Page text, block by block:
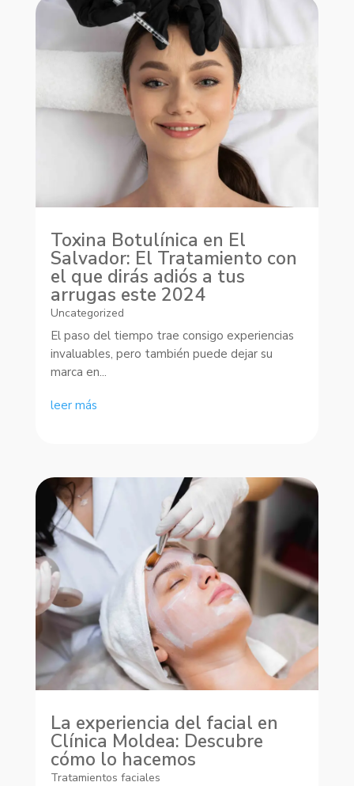
Toxina Botulínica en El
Salvador: El Tratamiento con
el que dirás adiós a tus
arrugas este 2024
Uncategorized
El paso del tiempo trae consigo experiencias
invaluables, pero también puede dejar su
marca en...
leer más
La experiencia del facial en
Clínica Moldea: Descubre
cómo lo hacemos
Tratamientos faciales